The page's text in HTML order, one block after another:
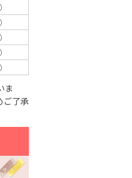
ま
ご了承